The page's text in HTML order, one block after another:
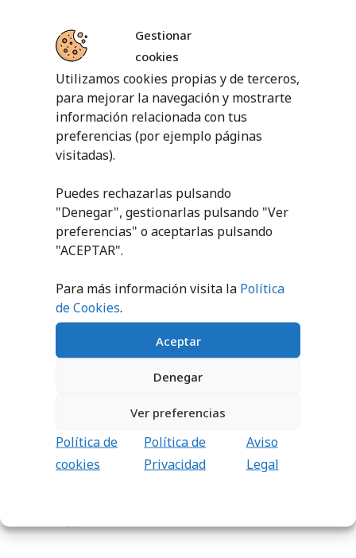
Gestionar
cookies
Utilizamos cookies propias y de terceros,
para mejorar la navegación y mostrarte
información relacionada con tus
preferencias (por ejemplo páginas
visitadas).
Puedes rechazarlas pulsando
"Denegar", gestionarlas pulsando "Ver
preferencias" o aceptarlas pulsando
"ACEPTAR".
Para más información visita la Política
de Cookies.
Aceptar
Denegar
Ver preferencias
Política de
cookies
Política de
Privacidad
Aviso
Legal
PRODUCTOS RELACIONADOS
LUMINISCENTE
9,60€ sin IVA (11,62€
AÑADIR AL